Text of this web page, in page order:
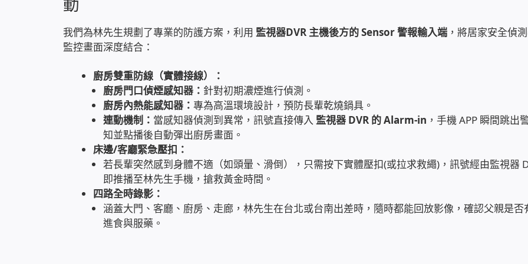
我們為林先生規劃了專業的防護方案，利用 監視器DVR 主機後方的 Sensor 警報輸入端，將居家安全偵
監控畫面深度結合：
廚房雙重防線（實體接線）：
廚房門口偵煙感知器： 針對初期濃煙進行偵測。
廚房內熱能感知器： 專為高溫環境設計，預防長輩乾燒鍋具。
連動機制： 當感知器偵測到異常，訊號直接傳入 監視器 DVR 的 Alarm-in ，手機 APP 瞬間跳出
知並點播後自動彈出廚房畫面。
床邊/客廳緊急壓扣：
若長輩突然感到身體不適（如頭暈、滑倒），只需按下實體壓扣(或拉求救繩)，訊號經由監視器
即推播至林先生手機，搶救黃金時間。
四路全時錄影：
涵蓋大門、客廳、廚房、走廊，林先生在台北或台南出差時，隨時都能回放影像，確認父親是否
進食與服藥。